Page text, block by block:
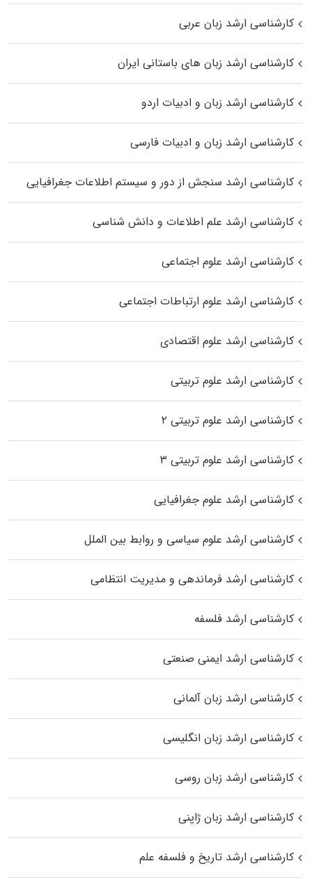
کارشناسی ارشد زبان عربی
کارشناسی ارشد زبان‌ های باستانی ایران
کارشناسی ارشد زبان و ادبیات اردو
کارشناسی ارشد زبان و ادبیات فارسی
کارشناسی ارشد سنجش از دور و سیستم اطلاعات جغرافیایی
کارشناسی ارشد علم اطلاعات و دانش شناسی
کارشناسی ارشد علوم اجتماعی
کارشناسی ارشد علوم ارتباطات اجتماعی
کارشناسی ارشد علوم اقتصادی
کارشناسی ارشد علوم تربیتی
کارشناسی ارشد علوم تربیتی ۲
کارشناسی ارشد علوم تربیتی ۳
کارشناسی ارشد علوم جغرافیایی
کارشناسی ارشد علوم سیاسی و روابط بین الملل
کارشناسی ارشد فرماندهی و مدیریت انتظامی
کارشناسی ارشد فلسفه
کارشناسی ارشد ایمنی صنعتی
کارشناسی ارشد زبان آلمانی
کارشناسی ارشد زبان انگلیسی
کارشناسی ارشد زبان روسی
کارشناسی ارشد زبان ژاپنی
کارشناسی ارشد تاریخ و فلسفه علم